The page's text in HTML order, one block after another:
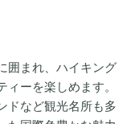
囲まれ、ハイキング
ーを楽しめます。
ドなど観光名所も多